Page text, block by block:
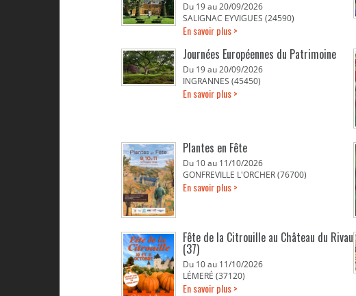
Du 19 au 20/09/2026
SALIGNAC EYVIGUES (24590)
En savoir plus >
Journées Européennes du Patrimoine
Du 19 au 20/09/2026
INGRANNES (45450)
En savoir plus >
Plantes en Fête
Du 10 au 11/10/2026
GONFREVILLE L'ORCHER (76700)
En savoir plus >
Fête de la Citrouille au Château du Rivau
(37)
Du 10 au 11/10/2026
LÉMERÉ (37120)
En savoir plus >